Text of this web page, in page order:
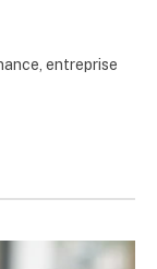
entreprise